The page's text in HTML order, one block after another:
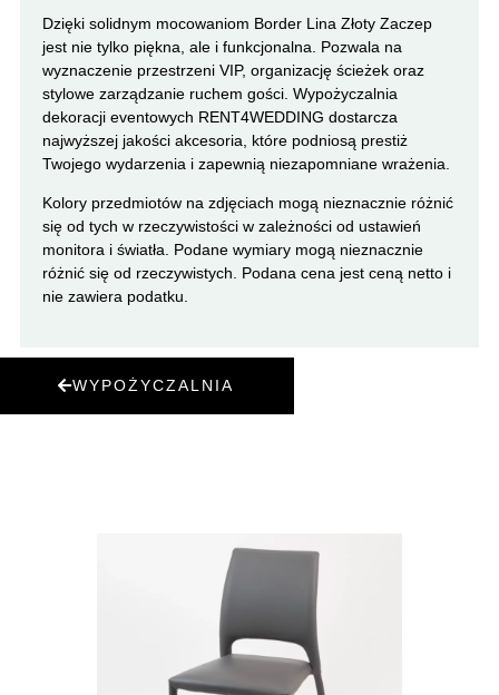
Dzięki solidnym mocowaniom Border Lina Złoty Zaczep
jest nie tylko piękna, ale i funkcjonalna. Pozwala na
wyznaczenie przestrzeni VIP, organizację ścieżek oraz
stylowe zarządzanie ruchem gości. Wypożyczalnia
dekoracji eventowych RENT4WEDDING dostarcza
najwyższej jakości akcesoria, które podniosą prestiż
Twojego wydarzenia i zapewnią niezapomniane wrażenia.
Kolory przedmiotów na zdjęciach mogą nieznacznie różnić
się od tych w rzeczywistości w zależności od ustawień
monitora i światła. Podane wymiary mogą nieznacznie
różnić się od rzeczywistych. Podana cena jest ceną netto i
nie zawiera podatku.
WYPOŻYCZALNIA